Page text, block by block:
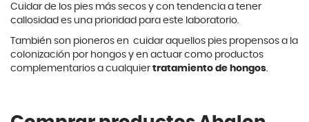
Cuidar de los pies más secos y con tendencia a tener
callosidad es una prioridad para este laboratorio.
También son pioneros en cuidar aquellos pies propensos a la
colonización por hongos y en actuar como productos
complementarios a cualquiertratamiento de hongos.